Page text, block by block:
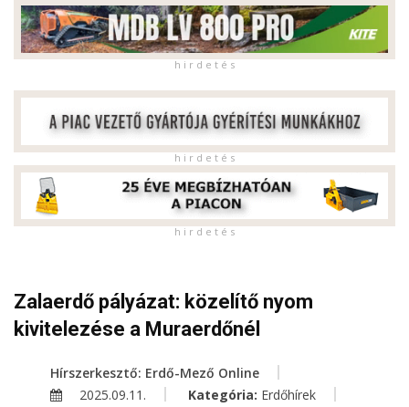
h i r d e t é s
h i r d e t é s
h i r d e t é s
Zalaerdő pályázat: közelítő nyom
kivitelezése a Muraerdőnél
Hírszerkesztő: Erdő-Mező Online
2025.09.11.
Kategória: Erdőhírek